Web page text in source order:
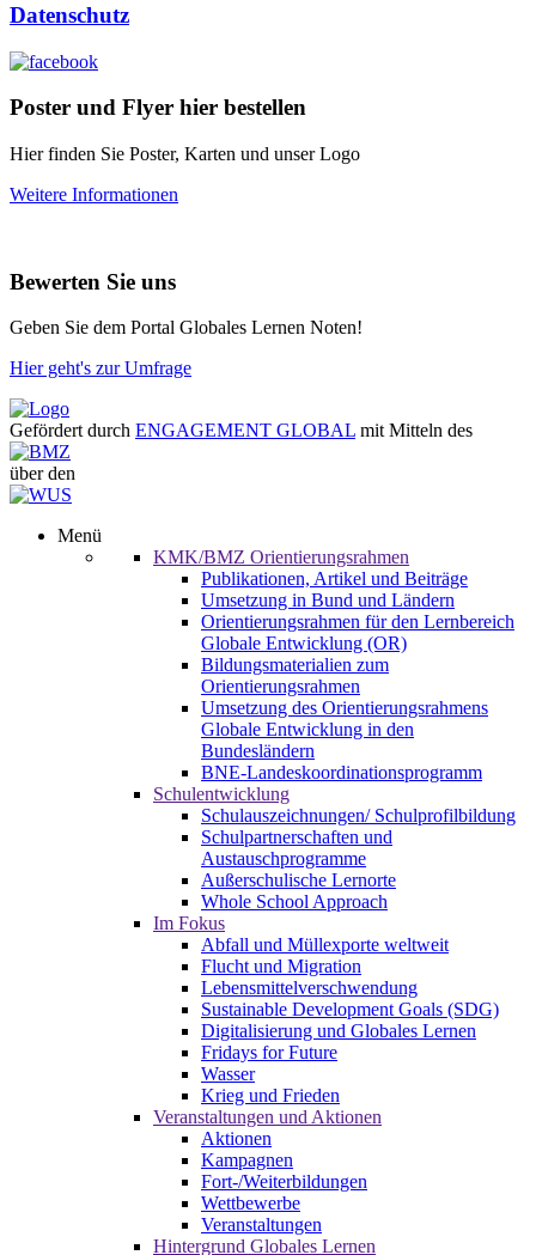
Datenschutz
Poster und Flyer hier bestellen
Hier finden Sie Poster, Karten und unser Logo
Weitere Informationen
Bewerten Sie uns
Geben Sie dem Portal Globales Lernen Noten!
Hier geht's zur Umfrage
Gefördert durch ENGAGEMENT GLOBAL mit Mitteln des
über den
Menü
KMK/BMZ Orientierungsrahmen
Publikationen, Artikel und Beiträge
Umsetzung in Bund und Ländern
Orientierungsrahmen für den Lernbereich
Globale Entwicklung (OR)
Bildungsmaterialien zum
Orientierungsrahmen
Umsetzung des Orientierungsrahmens
Globale Entwicklung in den
Bundesländern
BNE-Landeskoordinationsprogramm
Schulentwicklung
Schulauszeichnungen/ Schulprofilbildung
Schulpartnerschaften und
Austauschprogramme
Außerschulische Lernorte
Whole School Approach
Im Fokus
Abfall und Müllexporte weltweit
Flucht und Migration
Lebensmittelverschwendung
Sustainable Development Goals (SDG)
Digitalisierung und Globales Lernen
Fridays for Future
Wasser
Krieg und Frieden
Veranstaltungen und Aktionen
Aktionen
Kampagnen
Fort-/Weiterbildungen
Wettbewerbe
Veranstaltungen
Hintergrund Globales Lernen